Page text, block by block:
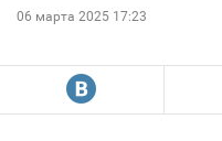
06 марта 2025 17:23
R